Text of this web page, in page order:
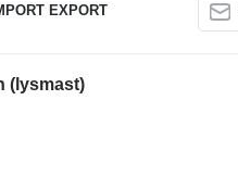
EXPORT
(lysmast)